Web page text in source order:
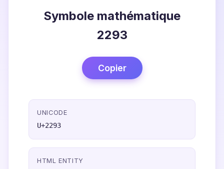
Symbole mathématique
2293
Copier
UNICODE
U+2293
HTML ENTITY